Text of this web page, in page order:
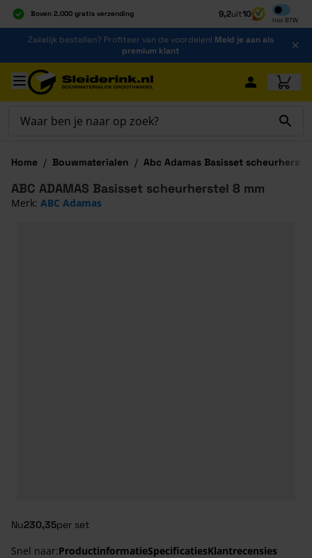
Boven 2.000 gratis verzending
Al 40 jaar dé specialist
Alles onder één dak
9,2uit10
Incl BTW
Inclusief
Ga naar de inhoud
Zakelijk bestellen? Profiteer van de voordelen! Meld je aan als
premium klant
Ga naar hoofdinhoud
Home / Bouwmaterialen / Abc Adamas Basisset
Nu230,35per set
ABC ADAMAS Basisset scheurherstel 8 mm
Merk: ABC Adamas
Snel naar:ProductinformatieSpecificatiesKlantrecensies